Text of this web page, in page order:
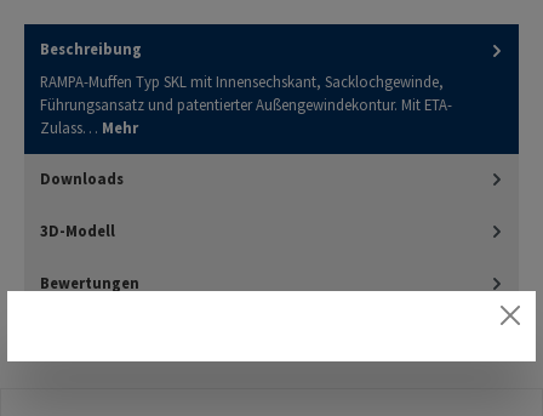
Beschreibung
RAMPA-Muffen Typ SKL mit Innensechskant, Sacklochgewinde,
Führungsansatz und patentierter Außengewindekontur. Mit ETA-
Zulass… Mehr
Downloads
3D-Modell
Bewertungen